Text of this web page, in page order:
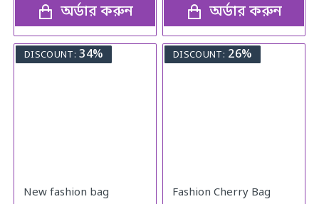
অর্ডার করুন অর্ডার করুন
DISCOUNT: 34%
New fashion bag
DISCOUNT: 26%
Fashion Cherry Bag